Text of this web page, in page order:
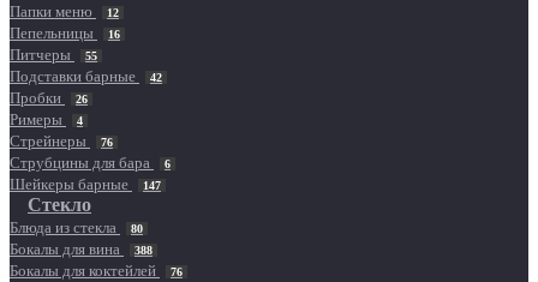
Папки меню 12
Пепельницы 16
Питчеры 55
Подставки барные 42
Пробки 26
Римеры 4
Стрейнеры 76
Струбцины для бара 6
Шейкеры барные 147
Стекло
Блюда из стекла 80
Бокалы для вина 388
Бокалы для коктейлей 76